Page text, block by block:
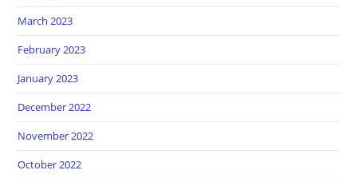
March 2023
February 2023
January 2023
December 2022
November 2022
October 2022